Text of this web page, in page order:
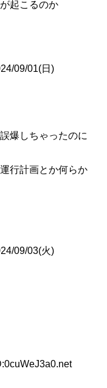
起こるのか
09/01(日)
爆しちゃったのに
行計画とか何らか
09/03(火)